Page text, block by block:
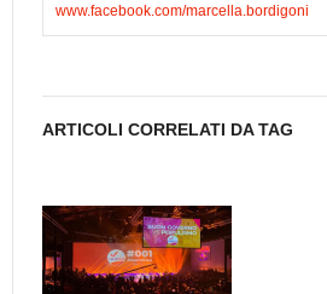
www.facebook.com/marcella.bordigoni
ARTICOLI CORRELATI DA TAG